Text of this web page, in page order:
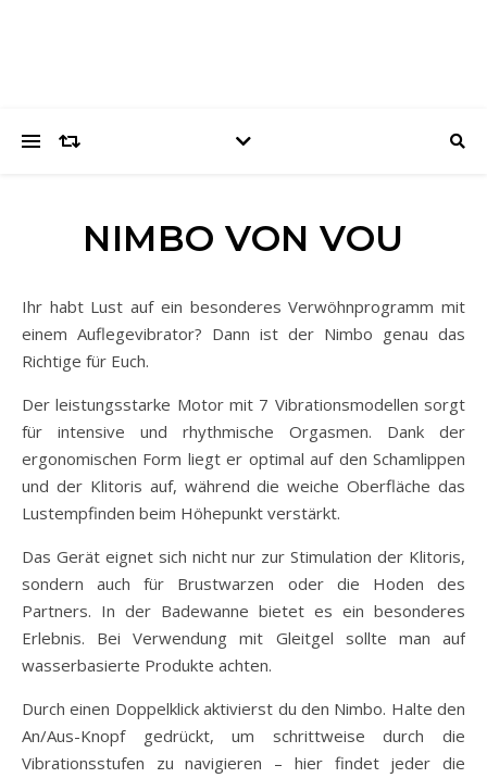
NIMBO VON VOU
Ihr habt Lust auf ein besonderes Verwöhnprogramm mit
einem Auflegevibrator? Dann ist der Nimbo genau das
Richtige für Euch.
Der leistungsstarke Motor mit 7 Vibrationsmodellen sorgt
für intensive und rhythmische Orgasmen. Dank der
ergonomischen Form liegt er optimal auf den Schamlippen
und der Klitoris auf, während die weiche Oberfläche das
Lustempfinden beim Höhepunkt verstärkt.
Das Gerät eignet sich nicht nur zur Stimulation der Klitoris,
sondern auch für Brustwarzen oder die Hoden des
Partners. In der Badewanne bietet es ein besonderes
Erlebnis. Bei Verwendung mit Gleitgel sollte man auf
wasserbasierte Produkte achten.
Durch einen Doppelklick aktivierst du den Nimbo. Halte den
An/Aus-Knopf gedrückt, um schrittweise durch die
Vibrationsstufen zu navigieren – hier findet jeder die